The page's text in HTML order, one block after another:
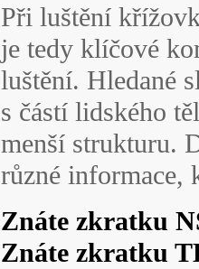
Při luštění
je tedy klíčové
luštění. Hledané
s částí lidského
menší strukturu.
různé informace,
Znáte zkratku
Znáte zkratku